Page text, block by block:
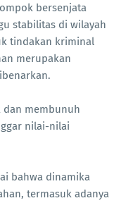
bersenjata
stabilitas di wilayah
tindakan kriminal
merupakan
dan membunuh
nilai-nilai
bahwa dinamika
termasuk adanya